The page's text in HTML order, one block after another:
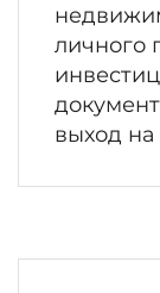
личного
выход на